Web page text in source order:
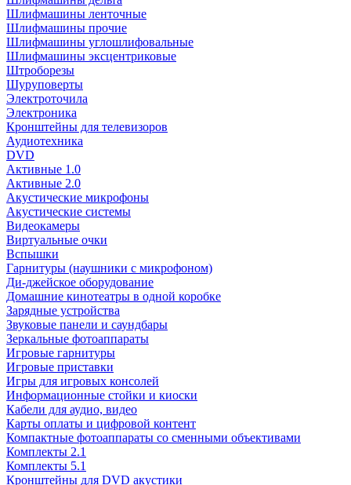
Шлифмашины ленточные
Шлифмашины прочие
Шлифмашины углошлифовальные
Шлифмашины эксцентриковые
Штроборезы
Шуруповерты
Электроточила
Электроника
Кронштейны для телевизоров
Аудиотехника
DVD
Активные 1.0
Активные 2.0
Акустические микрофоны
Акустические системы
Видеокамеры
Виртуальные очки
Вспышки
Гарнитуры (наушники с микрофоном)
Ди-джейское оборудование
Домашние кинотеатры в одной коробке
Зарядные устройства
Звуковые панели и саундбары
Зеркальные фотоаппараты
Игровые гарнитуры
Игровые приставки
Игры для игровых консолей
Информационные стойки и киоски
Кабели для аудио, видео
Карты оплаты и цифровой контент
Компактные фотоаппараты со сменными объективами
Комплекты 2.1
Комплекты 5.1
Кронштейны для DVD акустики